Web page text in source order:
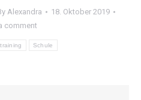
Alexandra
18. Oktober 2019
comment
Schule